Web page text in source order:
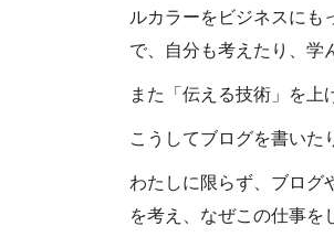
ルカラーをビジネスにも
で、自分も考えたり、学
また「伝える技術」を上
こうしてブログを書いた
わたしに限らず、ブログ
を考え、なぜこの仕事を